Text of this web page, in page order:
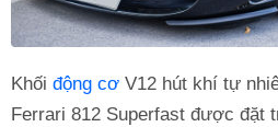
Khối động cơ V12 hút khí tự
Ferrari 812 Superfast được đặt